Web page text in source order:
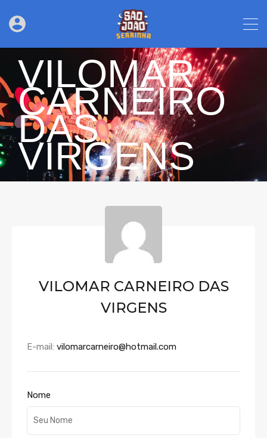
VILOMAR
CARNEIRO
DAS
VIRGENS
VILOMAR CARNEIRO DAS
VIRGENS
E-mail: vilomarcarneiro@hotmail.com
Nome